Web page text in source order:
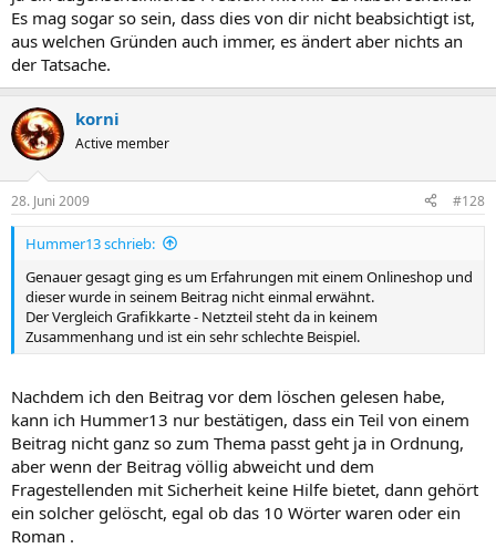
Es mag sogar so sein, dass dies von dir nicht beabsichtigt ist,
aus welchen Gründen auch immer, es ändert aber nichts an
der Tatsache.
korni
Active member
28. Juni 2009 #128
Hummer13 schrieb:
Genauer gesagt ging es um Erfahrungen mit einem Onlineshop und
dieser wurde in seinem Beitrag nicht einmal erwähnt.
Der Vergleich Grafikkarte - Netzteil steht da in keinem
Zusammenhang und ist ein sehr schlechte Beispiel.
Nachdem ich den Beitrag vor dem löschen gelesen habe,
kann ich Hummer13 nur bestätigen, dass ein Teil von einem
Beitrag nicht ganz so zum Thema passt geht ja in Ordnung,
aber wenn der Beitrag völlig abweicht und dem
Fragestellenden mit Sicherheit keine Hilfe bietet, dann gehört
ein solcher gelöscht, egal ob das 10 Wörter waren oder ein
Roman .